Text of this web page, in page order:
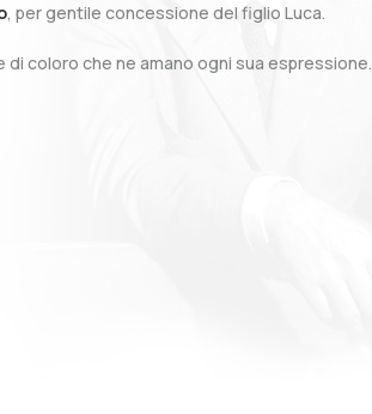
, per gentile concessione del figlio Luca.
coloro che ne amano ogni sua espressione.